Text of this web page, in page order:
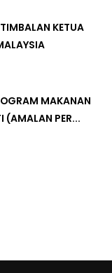
KETUA
MAKANAN
(AMALAN PER...